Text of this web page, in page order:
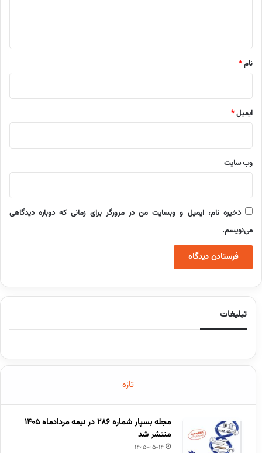
نام*
ایمیل*
وب‌ سایت
ذخیره نام، ایمیل و وبسایت من در مرورگر برای زمانی که دوباره دیدگاهی
می‌نویسم.
تبلیغات
تازه
مجله بسپار شماره 286 در نیمه مردادماه 1405
منتشر شد
1405-05-14